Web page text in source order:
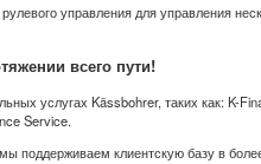
управления для управления
всего пути!
услугах Kässbohrer, таких как: K-
Service.
поддерживаем клиентскую базу в